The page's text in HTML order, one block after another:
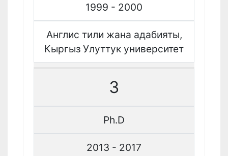
1999 - 2000
Англис тили жана адабияты,
Кыргыз Улуттук университет
3
Ph.D
2013 - 2017